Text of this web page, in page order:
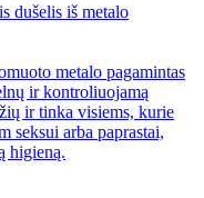
metalo pagamintas
ir kontroliuojamą
ir tinka visiems, kurie
seksui arba paprastai,
higieną.